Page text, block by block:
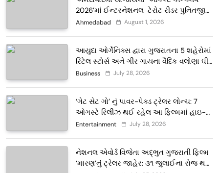
2026’માં ઈન્ટરનેશનલ ટેરોટ રીડર પુનિતજી
લુલ્લા એ ટેરોટ કાર્ડ રીડિંગ અંગે માહિતી આપી
Ahmedabad August 1, 2026
આયુદા ઓર્ગેનિક્સ દ્વારા ગુજરાતના 5 શહેરોમાં
રિટેલ સ્ટોર્સ અને ગીર ગાયના વૈદિક વલોણા ઘી-
દૂધની શુદ્ધ સેવાઓ સાથે વ્યાપક વિસ્તરણ
Business July 28, 2026
‘ગેટ સેટ ગો’ નું પાવર-પેક્ડ ટ્રેલર લોન્ચ: 7
ઓગસ્ટે રિલીઝ થઈ રહેલ આ ફિલ્મમાં હાઇ-
ટેક VFX જોવા મળશે
Entertainment July 28, 2026
નેશનલ એવોર્ડ વિજેતા અદ્ભુત ગુજરાતી ફિલ્મ
‘મારણ’નું ટ્રેલર જાહેર: ૩૧ જુલાઈના રોજ થશે